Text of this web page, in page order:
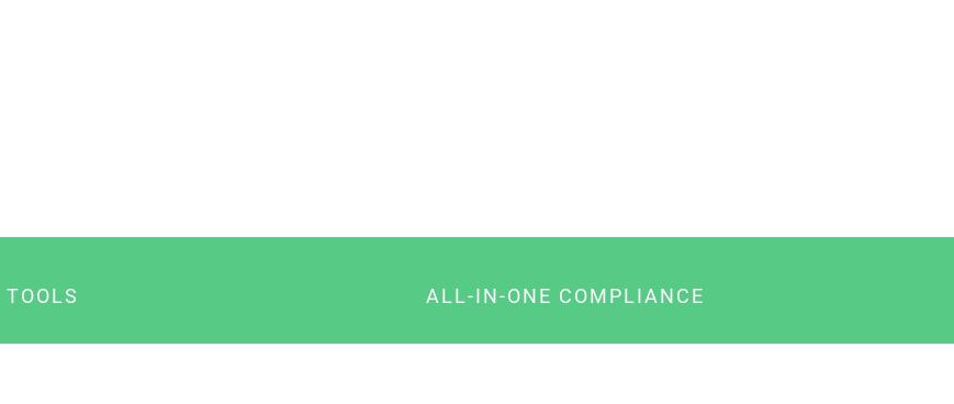
TOOLS ALL-IN-ONE COMPLIANCE